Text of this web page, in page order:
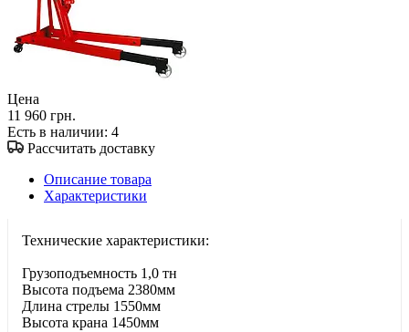
Цена
11 960 грн.
Есть в наличии: 4
Рассчитать доставку
Описание товара
Характеристики
Технические характеристики:
Грузоподъемность 1,0 тн
Высота подъема 2380мм
Длина стрелы 1550мм
Высота крана 1450мм